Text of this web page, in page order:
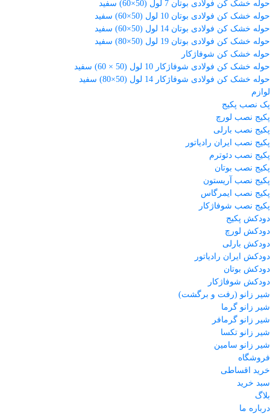
حوله خشک کن فولادی بوتان 7 لول (50×60) سفید
حوله خشک کن فولادی بوتان 10 لول (50×60) سفید
حوله خشک کن فولادی بوتان 14 لول (50×60) سفید
حوله خشک کن فولادی بوتان 19 لول (50×80) سفید
حوله خشک کن شوفاژکار
حوله خشک کن فولادی شوفاژکار 10 لول (50 × 60) سفید
حوله خشک کن فولادی شوفاژکار 14 لول (50×80) سفید
لوازم
پک نصب پکیج
پکیج نصب لورچ
پکیج نصب بارلی
پکیج نصب ایران رادیاتور
پکیج نصب دئوترم
پکیج نصب بوتان
پکیج نصب آریستون
پکیج نصب ایمرگاس
پکیج نصب شوفاژکار
دودکش پکیج
دودکش لورچ
دودکش بارلی
دودکش ایران رادیاتور
دودکش بوتان
دودکش شوفاژکار
شیر زانو (رفت و برگشت)
شیر زانو گرما
شیر زانو گرمافر
شیر زانو تکسا
شیر زانو سامین
فروشگاه
خرید اقساطی
سبد خرید
بلاگ
درباره ما